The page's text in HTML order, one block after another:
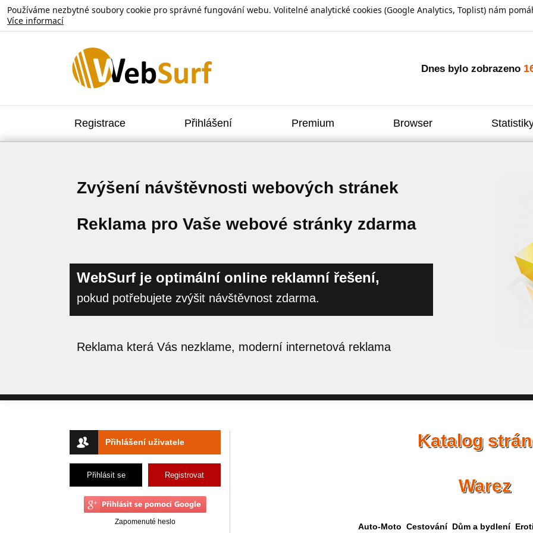
Používáme nezbytné soubory cookie pro správné fungování webu. Volitelné analytické cookies (Google Analytics, Toplist) nám
Více informací
Dnes bylo zobrazeno
Registrace Přihlášení Premium Browser
Zvýšení návštěvnosti webových stránek
Reklama pro Vaše webové stránky zdarma
WebSurf je optimální online reklamní řešení,
pokud potřebujete zvýšit návštěvnost zdarma.
Reklama která Vás nezklame, moderní internetová reklama
Přihlášení uživatele
Přihlásit se Registrovat
Zapomenuté heslo
Katalog
Warez
Auto-Moto Cestování Dům a bydlení